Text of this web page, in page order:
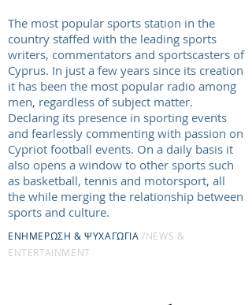
The most popular sports station in the
country staffed with the leading sports
writers, commentators and sportscasters of
Cyprus. In just a few years since its creation
it has been the most popular radio among
men, regardless of subject matter.
Declaring its presence in sporting events
and fearlessly commenting with passion on
Cypriot football events. On a daily basis it
also opens a window to other sports such
as basketball, tennis and motorsport, all
the while merging the relationship between
sports and culture.
ΕΝΗΜΕΡΩΣΗ & ΨΥΧΑΓΩΓΙΑ /ΝEWS &
ENTERTAINMENΤ